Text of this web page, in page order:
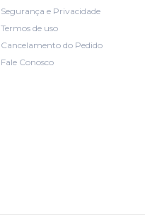
Segurança e Privacidade
Termos de uso
Cancelamento do Pedido
Fale Conosco